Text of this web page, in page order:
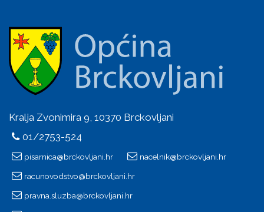
Kralja Zvonimira 9, 10370 Brckovljani
01/2753-524
pisarnica@brckovljani.hr nacelnik@brckovljani.hr
racunovodstvo@brckovljani.hr
pravna.sluzba@brckovljani.hr